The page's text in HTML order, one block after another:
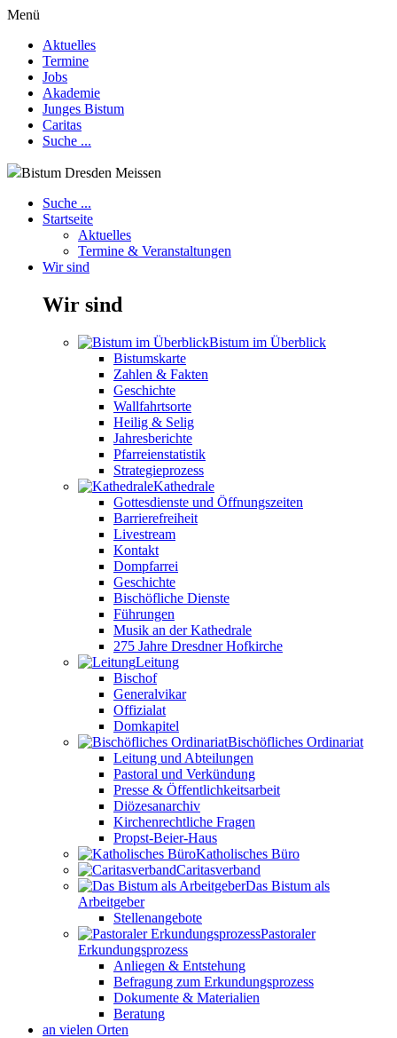
Menü
Aktuelles
Termine
Jobs
Akademie
Junges Bistum
Caritas
Suche ...
Bistum Dresden Meissen
Suche ...
Startseite
Aktuelles
Termine & Veranstaltungen
Wir sind
Wir sind
Bistum im Überblick
Bistumskarte
Zahlen & Fakten
Geschichte
Wallfahrtsorte
Heilig & Selig
Jahresberichte
Pfarreienstatistik
Strategieprozess
Kathedrale
Gottesdienste und Öffnungszeiten
Barrierefreiheit
Livestream
Kontakt
Dompfarrei
Geschichte
Bischöfliche Dienste
Führungen
Musik an der Kathedrale
275 Jahre Dresdner Hofkirche
Leitung
Bischof
Generalvikar
Offizialat
Domkapitel
Bischöfliches Ordinariat
Leitung und Abteilungen
Pastoral und Verkündung
Presse & Öffentlichkeitsarbeit
Diözesanarchiv
Kirchenrechtliche Fragen
Propst-Beier-Haus
Katholisches Büro
Caritasverband
Das Bistum als
Arbeitgeber
Stellenangebote
Pastoraler
Erkundungsprozess
Anliegen & Entstehung
Befragung zum Erkundungsprozess
Dokumente & Materialien
Beratung
an vielen Orten